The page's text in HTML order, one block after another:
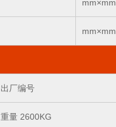
mm×mm
mm×mm
出厂编号
重量 2600KG